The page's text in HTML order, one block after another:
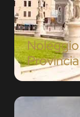
Provincia